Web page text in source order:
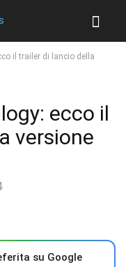
il trailer di lancio della
ecco il
versione
su Google